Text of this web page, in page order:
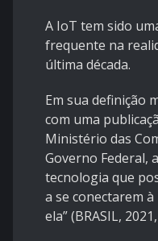
A IoT tem sido
frequente na
última década.
Em sua definição
com uma
Ministério das
Governo Federal,
tecnologia que
a se conectarem
ela” (BRASIL,